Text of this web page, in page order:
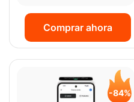
Comprar ahora
-84%